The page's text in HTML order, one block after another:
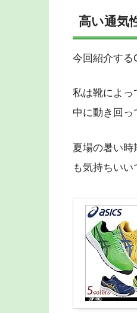
高い通気
今回紹介する
私は靴によっ
中に動き回っ
夏場の暑い時
も気持ちいい